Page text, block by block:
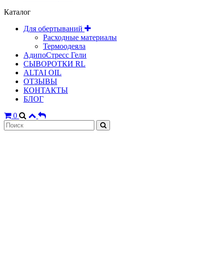
Каталог
Для обертываний
Расходные материалы
Термоодеяла
АдипоСтресс Гели
СЫВОРОТКИ RL
ALTAI OIL
ОТЗЫВЫ
КОНТАКТЫ
БЛОГ
0